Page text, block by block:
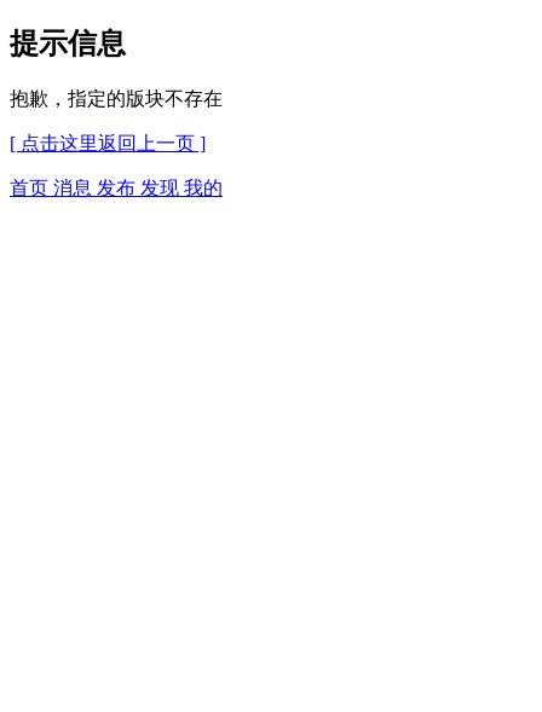
提示信息
抱歉，指定的版块不存在
[ 点击这里返回上一页 ]
首页 消息 发布 发现 我的